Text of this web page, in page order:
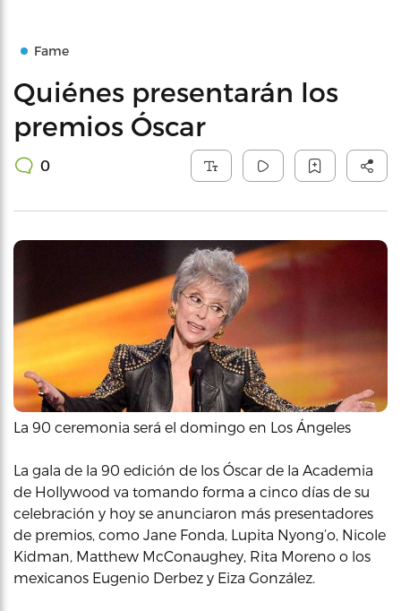
Fame
Quiénes presentarán los
premios Óscar
0
La 90 ceremonia será el domingo en Los Ángeles
La gala de la 90 edición de los Óscar de la Academia
de Hollywood va tomando forma a cinco días de su
celebración y hoy se anunciaron más presentadores
de premios, como Jane Fonda, Lupita Nyong’o, Nicole
Kidman, Matthew McConaughey, Rita Moreno o los
mexicanos Eugenio Derbez y Eiza González.